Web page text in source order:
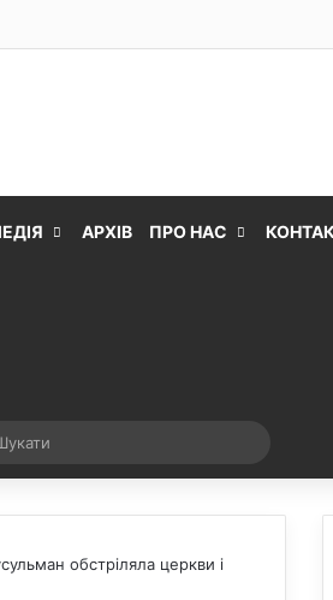
АРХІВ ПРО НАС
стаття
обстріляла церкви і